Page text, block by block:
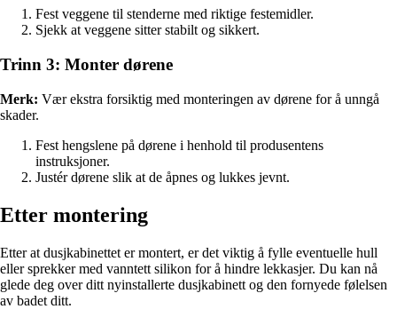
Fest veggene til stenderne med riktige festemidler.
Sjekk at veggene sitter stabilt og sikkert.
Trinn 3: Monter dørene
Merk: Vær ekstra forsiktig med monteringen av dørene for å unngå
skader.
Fest hengslene på dørene i henhold til produsentens
instruksjoner.
Justér dørene slik at de åpnes og lukkes jevnt.
Etter montering
Etter at dusjkabinettet er montert, er det viktig å fylle eventuelle hull
eller sprekker med vanntett silikon for å hindre lekkasjer. Du kan nå
glede deg over ditt nyinstallerte dusjkabinett og den fornyede følelsen
av badet ditt.